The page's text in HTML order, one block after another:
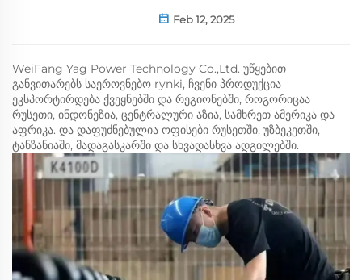
Feb 12, 2025
WeiFang Yag Power Technology Co.,Ltd. უწყებით
განვითარებს საეროვნებო rynki, ჩვენი პროდუქცია
ეკსპორტირდება ქვეყნებში და რეგიონებში, როგორიცაა
რუსეთი, ინდონეზია, ცენტრალური აზია, სამხრეთ ამერიკა და
აფრიკა. და დაფუძნებულია ოფისები რუსეთში, უზბეკეთში,
ტანზანიაში, მადაგასკარში და სხვადასხვა ადგილებში.